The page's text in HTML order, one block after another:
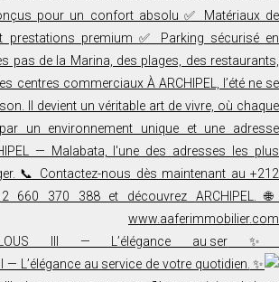
✨ BORJ AL ANDALOUS III — L’élégance au ser